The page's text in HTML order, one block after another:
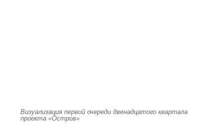
Визуализация первой очереди двенадцатого квартала
проекта «Остров»